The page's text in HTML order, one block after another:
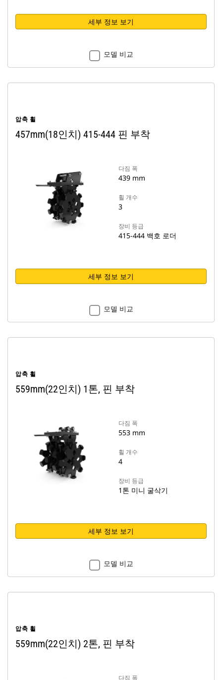
세부 정보 보기
모델 비교
압축 휠
457mm(18인치) 415-444 핀 부착
다짐 폭
439 mm
휠 개수
3
장비 등급
415-444 백호 로더
세부 정보 보기
모델 비교
압축 휠
559mm(22인치) 1톤, 핀 부착
다짐 폭
553 mm
휠 개수
4
장비 등급
1톤 미니 굴삭기
세부 정보 보기
모델 비교
압축 휠
559mm(22인치) 2톤, 핀 부착
다짐 폭